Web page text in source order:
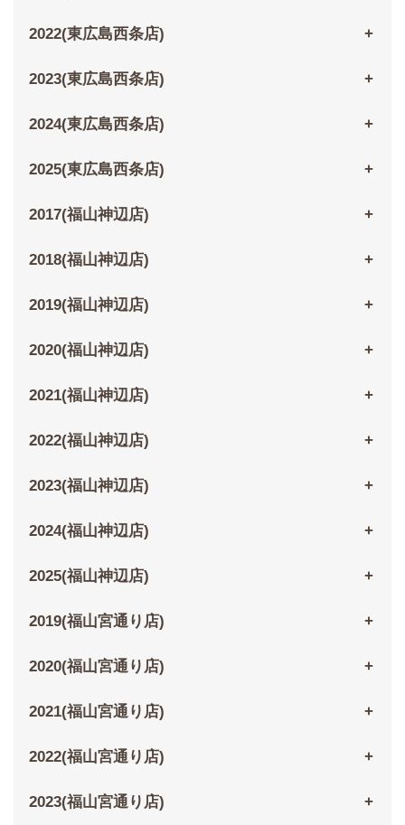
2022(東広島西条店)
2023(東広島西条店)
2024(東広島西条店)
2025(東広島西条店)
2017(福山神辺店)
2018(福山神辺店)
2019(福山神辺店)
2020(福山神辺店)
2021(福山神辺店)
2022(福山神辺店)
2023(福山神辺店)
2024(福山神辺店)
2025(福山神辺店)
2019(福山宮通り店)
2020(福山宮通り店)
2021(福山宮通り店)
2022(福山宮通り店)
2023(福山宮通り店)